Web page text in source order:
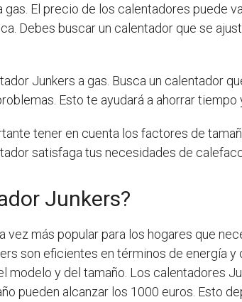
El precio de los calentadores puede
Debes buscar un calentador que se
Junkers a gas. Busca un calentador
Esto te ayudará a ahorrar tiempo
tener en cuenta los factores de
satisfaga tus necesidades de
Junkers?
más popular para los hogares que
son eficientes en términos de energía y
modelo y del tamaño. Los calentadores
pueden alcanzar los 1000 euros. Esto